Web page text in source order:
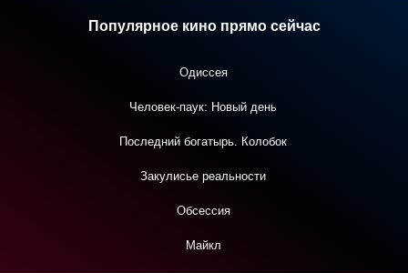
Популярное кино прямо сейчас
Одиссея
Человек-паук: Новый день
Последний богатырь. Колобок
Закулисье реальности
Обсессия
Майкл